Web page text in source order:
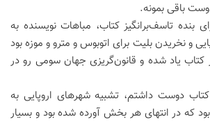
باقی بمونه.
بنده تاسف‌برانگیز کتاب، مباهات نویسنده به
و نخریدن بلیت برای اتوبوس و مترو و موزه بود
در کتاب یاد شده و قانون‌گریزی جهان سومی رو در
کتاب دوست داشتم، تشبیه شهرهای اروپایی به
که در انتهای هر بخش آورده شده بود و بسیار